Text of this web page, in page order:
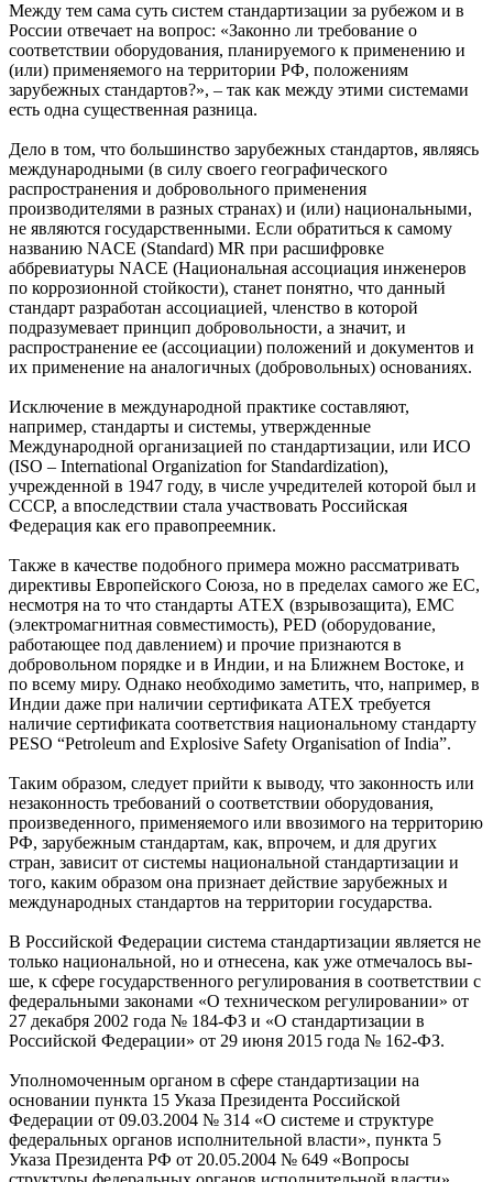
Между тем сама суть систем стандартизации за рубежом и в
России отвечает на вопрос: «Законно ли требование о
соответствии оборудования, планируемого к применению и
(или) применяемого на территории РФ, положениям
зарубежных стандартов?», – так как между этими системами
есть одна существенная разница.
Дело в том, что большинство зарубежных стандартов, являясь
международными (в си­лу своего географического
распространения и добровольного применения
производителями в разных странах) и (или) национальными,
не являются государственными. Если обратиться к самому
названию NACE (Standard) MR при расшифровке
аббревиатуры NACE (Национальная ассоциация инженеров
по коррозионной стойкости), станет понятно, что данный
стандарт разработан ассоциацией, членство в которой
подразумевает принцип добровольности, а значит, и
распространение ее (ассоциации) положений и документов и
их применение на аналогичных (добровольных) основаниях.
Исключение в международной практике составляют,
например, стандарты и системы, утвержденные
Международной организацией по стандартизации, или ИСО
(ISO – International Organization for Standardization),
учрежденной в 1947 го­ду, в числе учредителей которой был и
СССР, а впоследствии стала участвовать Российская
Федерация как его правопреемник.
Также в качестве подобного примера можно рассматривать
директивы Европейского Союза, но в пределах самого же ЕС,
несмотря на то что стандарты АТЕХ (взрывозащита), ЕМС
(электромагнитная совместимость), PED (оборудование,
работающее под давлением) и прочие признаются в
добровольном порядке и в Индии, и на Ближнем Востоке, и
по всему ми­ру. Однако необходимо заметить, что, например, в
Индии да­же при наличии сертификата АТЕХ требуется
наличие сертификата соответствия национальному стандарту
PESO “Petroleum and Explosive Safety Organisation of India”.
Таким образом, следует прийти к выводу, что законность или
незаконность требований о соответствии оборудования,
произведенного, применяемого или ввозимого на территорию
РФ, зарубежным стандартам, как, впрочем, и для других
стран, зависит от системы национальной стандартизации и
то­го, каким образом она признает действие зарубежных и
международных стандартов на территории государства.
В Российской Федерации система стандартизации является не
только национальной, но и отнесена, как уже отмечалось вы­
ше, к сфере государственного регулирования в соответствии с
федеральными законами «О техническом регулировании» от
27 декабря 2002 го­да № 184-ФЗ и «О стандартизации в
Российской Федерации» от 29 июня 2015 го­да № 162-ФЗ.
Уполномоченным органом в сфере стандартизации на
основании пункта 15 Указа Президента Российской
Федерации от 09.03.2004 № 314 «О системе и структуре
федеральных органов исполнительной власти», пункта 5
Указа Президента РФ от 20.05.2004 № 649 «Вопросы